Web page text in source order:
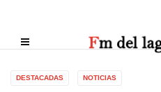
DESTACADAS NOTICIAS